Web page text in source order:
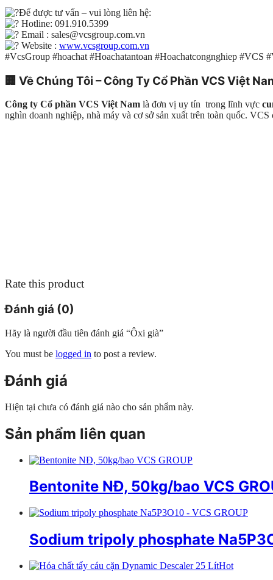
Để được tư vấn – vui lòng liên hệ:
Hotline: 091.910.5399
Email : sales@vcsgroup.com.vn
Website : www.vcsgroup.com.vn
#VcsGroup #hoachat #Hoachatantoan #Hoachatcongnghiep #VCS
🏢 Về Chúng Tôi – Công Ty Cổ Phần VCS Việt
Công ty Cổ phần VCS Việt Nam là đơn vị uy tín trong lĩnh vực
nghìn doanh nghiệp, nhà máy và cơ sở sản xuất trên toàn quốc.
Rate this product
Đánh giá (0)
Hãy là người đầu tiên đánh giá “Ôxi già”
You must be logged in to post a review.
Đánh giá
Hiện tại chưa có đánh giá nào cho sản phẩm này.
Sản phẩm liên quan
Bentonite NĐ, 50kg/bao VCS
Sodium tripoly phosphate
Hot